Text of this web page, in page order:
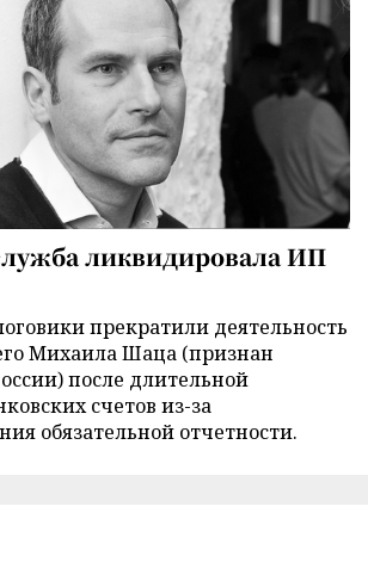
ликвидировала ИП
прекратили деятельность
Михаила Шаца (признан
после длительной
счетов из-за
обязательной отчетности.